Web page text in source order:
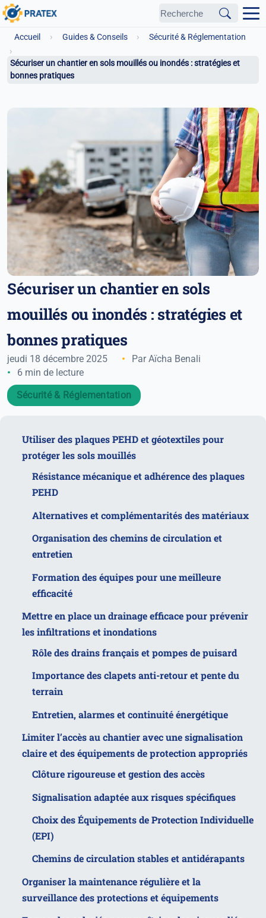
Accueil › Guides & Conseils › Sécurité & Réglementation
›
Sécuriser un chantier en sols mouillés ou inondés : stratégies et
bonnes pratiques
Sécuriser un chantier en sols
mouillés ou inondés : stratégies et
bonnes pratiques
jeudi 18 décembre 2025
Par Aïcha Benali
6 min de lecture
Sécurité & Réglementation
Utiliser des plaques PEHD et géotextiles pour
protéger les sols mouillés
Résistance mécanique et adhérence des plaques
PEHD
Alternatives et complémentarités des matériaux
Organisation des chemins de circulation et
entretien
Formation des équipes pour une meilleure
efficacité
Mettre en place un drainage efficace pour prévenir
les infiltrations et inondations
Rôle des drains français et pompes de puisard
Importance des clapets anti-retour et pente du
terrain
Entretien, alarmes et continuité énergétique
Limiter l’accès au chantier avec une signalisation
claire et des équipements de protection appropriés
Clôture rigoureuse et gestion des accès
Signalisation adaptée aux risques spécifiques
Choix des Équipements de Protection Individuelle
(EPI)
Chemins de circulation stables et antidérapants
Organiser la maintenance régulière et la
surveillance des protections et équipements